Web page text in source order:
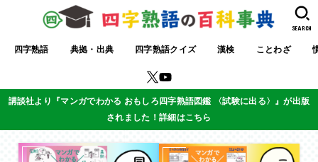
四字熟語 典拠・出典 四字熟語クイズ 漢検 ことわざ
SEARCH
講談社より『マンガでわかる おもしろ四字熟語図鑑 〈試験に出る〉』が出版
されました！詳細はこちら